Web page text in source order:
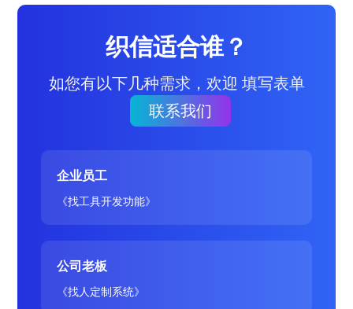
织信适合谁？
如您有以下几种需求，欢迎 填写表单
联系我们
企业员工
《找工具开发功能》
公司老板
《找人定制系统》